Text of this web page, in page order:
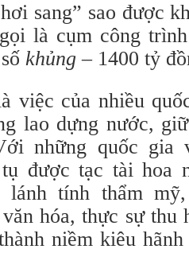
sang” sao được
là cụm công
khủng– 1400 tỷ
việc của nhiều
lao dựng nước,
những quốc gia
được tạc tài hoa
lánh tính thẩm
hóa, thực sự thu
niềm kiêu